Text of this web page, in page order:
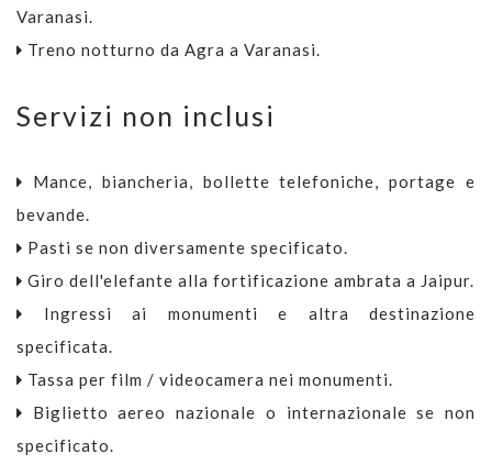
Varanasi.
Treno notturno da Agra a Varanasi.
Servizi non inclusi
Mance, biancheria, bollette telefoniche, portage e
bevande.
Pasti se non diversamente specificato.
Giro dell'elefante alla fortificazione ambrata a Jaipur.
Ingressi ai monumenti e altra destinazione
specificata.
Tassa per film / videocamera nei monumenti.
Biglietto aereo nazionale o internazionale se non
specificato.